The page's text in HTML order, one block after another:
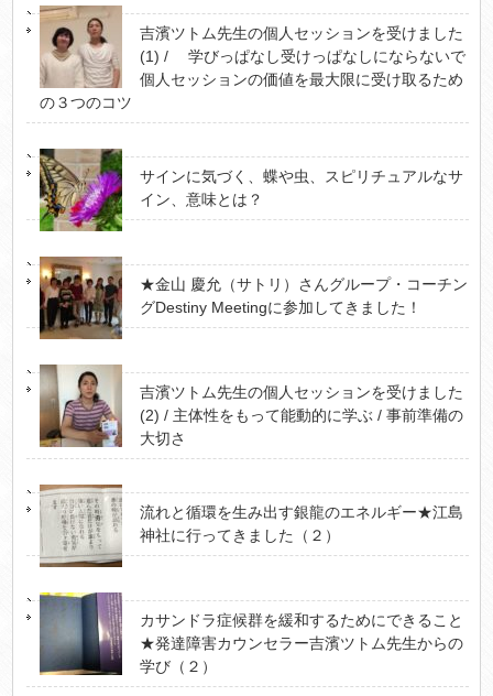
吉濱ツトム先生の個人セッションを受けました
(1) / 学びっぱなし受けっぱなしにならないで
個人セッションの価値を最大限に受け取るため
の３つのコツ
サインに気づく、蝶や虫、スピリチュアルなサ
イン、意味とは？
★金山 慶允（サトリ）さんグループ・コーチン
グDestiny Meetingに参加してきました！
吉濱ツトム先生の個人セッションを受けました
(2) / 主体性をもって能動的に学ぶ / 事前準備の
大切さ
流れと循環を生み出す銀龍のエネルギー★江島
神社に行ってきました（２）
カサンドラ症候群を緩和するためにできること
★発達障害カウンセラー吉濱ツトム先生からの
学び（２）